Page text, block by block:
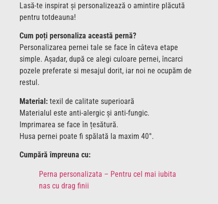
Lasă-te inspirat și personalizează o amintire plăcută
pentru totdeauna!
Cum poți personaliza această pernă?
Personalizarea pernei tale se face în câteva etape
simple. Așadar, după ce alegi culoare pernei, încarci
pozele preferate si mesajul dorit, iar noi ne ocupăm de
restul.
Material: texil de calitate superioară
Materialul este anti-alergic și anti-fungic.
Imprimarea se face în țesătură.
Husa pernei poate fi spălată la maxim 40°.
Cumpără împreuna cu:
Perna personalizata – Pentru cel mai iubita
nas cu drag finii